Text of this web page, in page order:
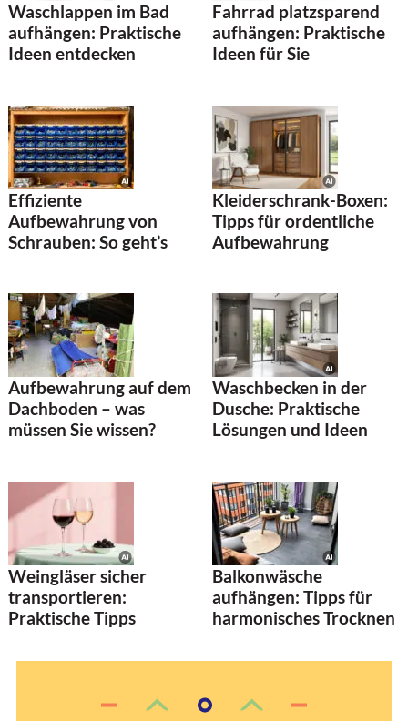
Waschlappen im Bad
aufhängen: Praktische
Ideen entdecken
Fahrrad platzsparend
aufhängen: Praktische
Ideen für Sie
Effiziente
Aufbewahrung von
Schrauben: So geht’s
Kleiderschrank-Boxen:
Tipps für ordentliche
Aufbewahrung
Aufbewahrung auf dem
Dachboden – was
müssen Sie wissen?
Waschbecken in der
Dusche: Praktische
Lösungen und Ideen
Weingläser sicher
transportieren:
Praktische Tipps
Balkonwäsche
aufhängen: Tipps für
harmonisches Trocknen